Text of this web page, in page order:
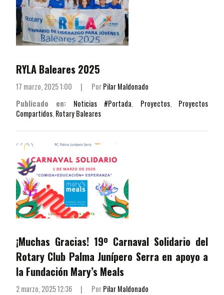
RYLA Baleares 2025
17 marzo, 2025 1:00 | PorPilar Maldonado
Publicado en:
Noticias #Portada, Proyectos, Proyectos
Compartidos,Rotary Baleares
¡Muchas Gracias! 19º Carnaval Solidario del
Rotary Club Palma Junípero Serra en apoyo a
la Fundación Mary’s Meals
2 marzo, 2025 12:36 | PorPilar Maldonado